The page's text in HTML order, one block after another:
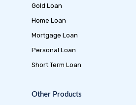
patna
portability
Gold Loan
Home Loan
Mortgage Loan
Personal Loan
Short Term Loan
Other Products